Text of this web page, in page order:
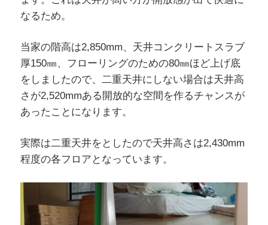
なるため。
当家の階高は2,850mm、天井コンクリートスラブ
厚150㎜、フローリングのための80㎜ほど上げ底
をしましたので、二重天井にしない場合は天井高
さが2,520mmある開放的な空間を作るチャンスが
あったことになります。
実際は二重天井をとしたので天井高さは2,430mm
程度の各フロアとなっています。